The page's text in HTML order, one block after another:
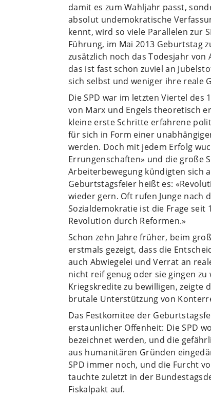
damit es zum Wahljahr passt,
absolut undemokratische
kennt, wird so viele Parallelen zur
Führung, im Mai 2013 Geburtstag
zusätzlich noch das Todesjahr
das ist fast schon zuviel an
sich selbst und weniger ihre reale
Die SPD war im letzten Viertel des
von Marx und Engels theoretisch
kleine erste Schritte erfahrene
für sich in Form einer
werden. Doch mit jedem Erfolg
Errungenschaften» und die große
Arbeiterbewegung kündigten sich
Geburtstagsfeier heißt es:
wieder gern. Oft rufen Junge nach
Sozialdemokratie ist die Frage
Revolution durch Reformen.»
Schon zehn Jahre früher, beim
erstmals gezeigt, dass die
auch Abwiegelei und Verrat an
nicht reif genug oder sie gingen
Kriegskredite zu bewilligen, zeigte
brutale Unterstützung von
Das Festkomitee der
erstaunlicher Offenheit: Die SPD
bezeichnet werden, und die
aus humanitären Gründen
SPD immer noch, und die Furcht
tauchte zuletzt in der
Fiskalpakt auf.